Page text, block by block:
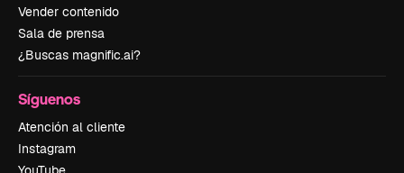
Vender contenido
Sala de prensa
¿Buscas magnific.ai?
Síguenos
Atención al cliente
Instagram